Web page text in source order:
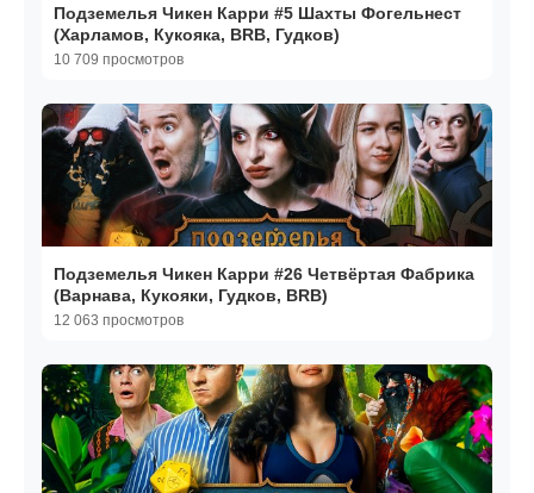
Подземелья Чикен Карри #5 Шахты Фогельнест
(Харламов, Кукояка, BRB, Гудков)
10 709 просмотров
Подземелья Чикен Карри #26 Четвёртая Фабрика
(Варнава, Кукояки, Гудков, BRB)
12 063 просмотров